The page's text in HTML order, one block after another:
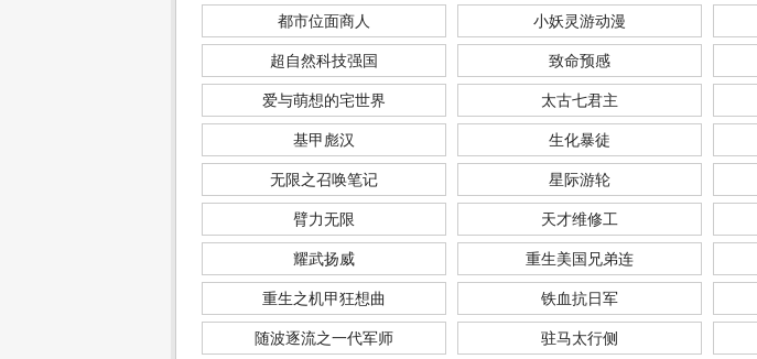
都市位面商人 小妖灵游动漫
超自然科技强国 致命预感
爱与萌想的宅世界 太古七君主
基甲彪汉 生化暴徒
无限之召唤笔记 星际游轮
臂力无限 天才维修工
耀武扬威 重生美国兄弟连
重生之机甲狂想曲 铁血抗日军
随波逐流之一代军师 驻马太行侧